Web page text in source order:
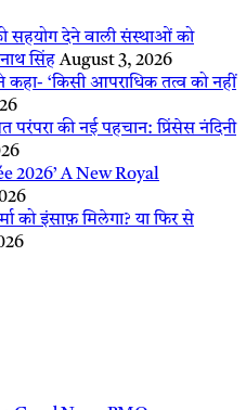
देने वाली संस्थाओं को
सिंह August 3, 2026
कहा- ‘किसी आपराधिक तत्व को नहीं
परंपरा की नई पहचान: प्रिंसेस नंदिनी
2026’ A New Royal
को इंसाफ़ मिलेगा? या फिर से